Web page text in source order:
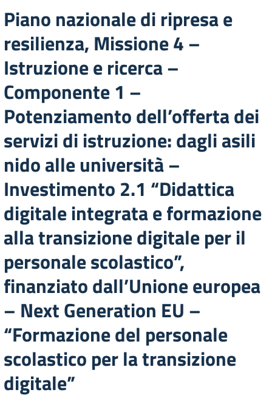
Piano nazionale di ripresa e
resilienza, Missione 4 –
Istruzione e ricerca –
Componente 1 –
Potenziamento dell’offerta dei
servizi di istruzione: dagli asili
nido alle università –
Investimento 2.1 “Didattica
digitale integrata e formazione
alla transizione digitale per il
personale scolastico”,
finanziato dall’Unione europea
– Next Generation EU –
“Formazione del personale
scolastico per la transizione
digitale”